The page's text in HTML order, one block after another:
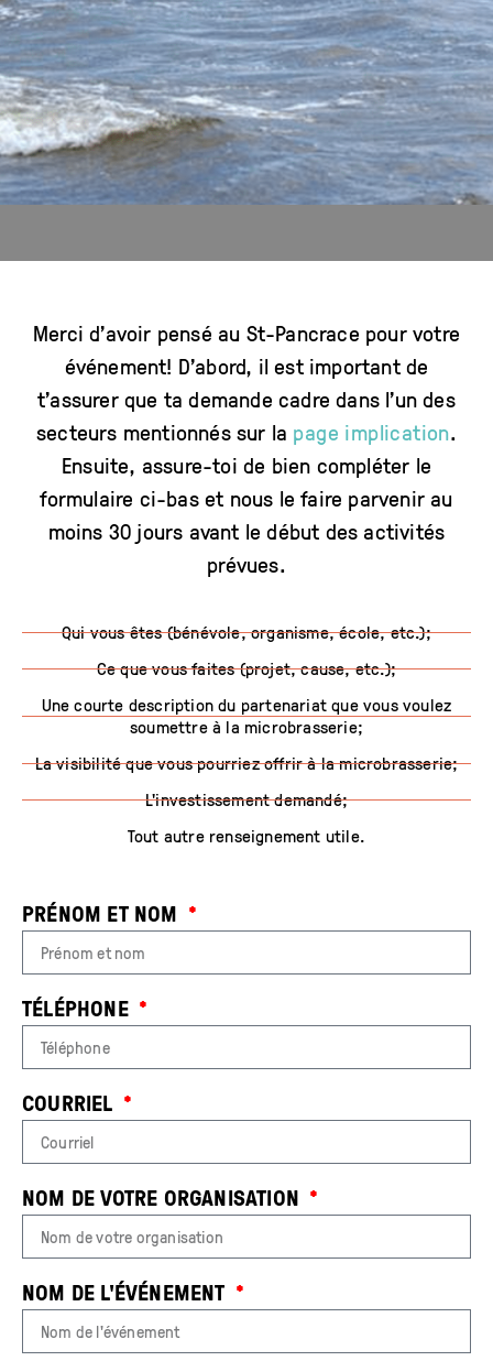
Merci d’avoir pensé au St-Pancrace pour votre
événement! D’abord, il est important de
t’assurer que ta demande cadre dans l’un des
secteurs mentionnés sur la page implication.
Ensuite, assure-toi de bien compléter le
formulaire ci-bas et nous le faire parvenir au
moins 30 jours avant le début des activités
prévues.
Qui vous êtes (bénévole, organisme, école, etc.);
Ce que vous faites (projet, cause, etc.);
Une courte description du partenariat que vous voulez
soumettre à la microbrasserie;
La visibilité que vous pourriez offrir à la microbrasserie;
L'investissement demandé;
Tout autre renseignement utile.
PRÉNOM ET NOM
TÉLÉPHONE
COURRIEL
NOM DE VOTRE ORGANISATION
NOM DE L'ÉVÉNEMENT